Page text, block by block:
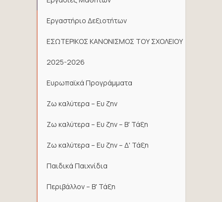
Εργαστήριο Δεξιοτήτων
ΕΣΩΤΕΡΙΚΟΣ ΚΑΝΟΝΙΣΜΟΣ ΤΟΥ ΣΧΟΛΕΙΟΥ
2025-2026
Ευρωπαϊκά Προγράμματα
Ζω καλύτερα – Ευ ζην
Ζω καλύτερα – Ευ ζην – Β' Τάξη
Ζω καλύτερα – Ευ ζην – Δ' Τάξη
Παιδικά Παιχνίδια
Περιβάλλον – Β' Τάξη